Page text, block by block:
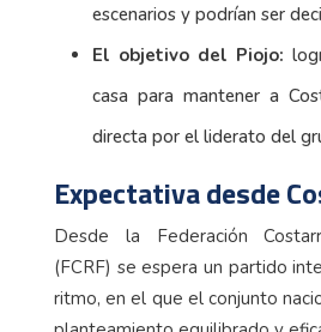
escenarios y podrían ser
El objetivo del Piojo:
casa para mantener a
directa por el liderato del
Expectativa desde
Desde la Federación
(FCRF) se espera un partido
ritmo, en el que el conjunto